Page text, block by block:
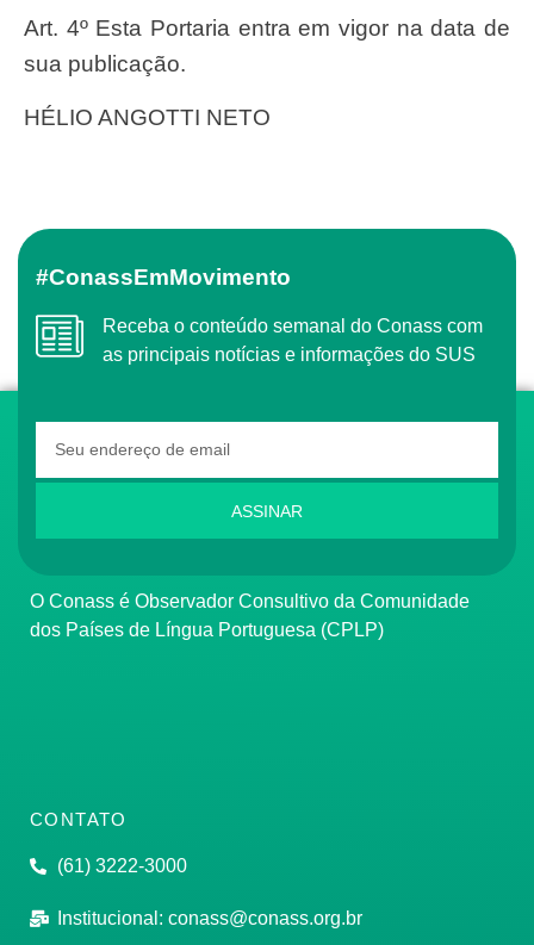
Art. 4º Esta Portaria entra em vigor na data de
sua publicação.
HÉLIO ANGOTTI NETO
#ConassEmMovimento
Receba o conteúdo semanal do Conass com
as principais notícias e informações do SUS
ASSINAR
O Conass é Observador Consultivo da Comunidade
dos Países de Língua Portuguesa (CPLP)
CONTATO
(61) 3222-3000
Institucional: conass@conass.org.br